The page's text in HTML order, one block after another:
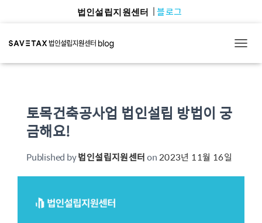
법인설립지원센터 블로그
토목건축공사업 법인설립 방법이 궁
금해요!
Published by법인설립지원센터on2023년 11월 16일